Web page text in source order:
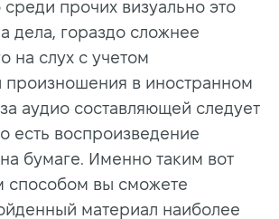
среди прочих визуально это
дела, гораздо сложнее
на слух с учетом
произношения в иностранном
аудио составляющей следует
есть воспроизведение
бумаге. Именно таким вот
способом вы сможете
материал наиболее